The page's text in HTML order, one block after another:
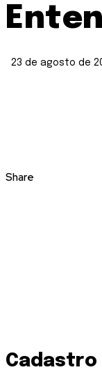
23 de agosto de
Share
Cadastro